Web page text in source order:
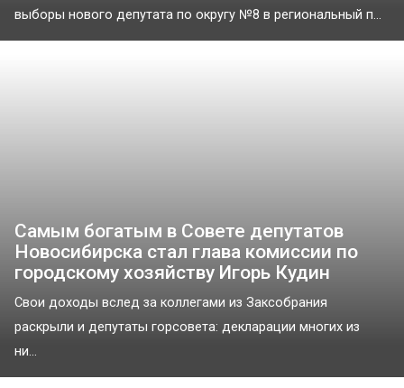
выборы нового депутата по округу №8 в региональный п...
Самым богатым в Совете депутатов
Новосибирска стал глава комиссии по
городскому хозяйству Игорь Кудин
Свои доходы вслед за коллегами из Заксобрания
раскрыли и депутаты горсовета: декларации многих из
ни...